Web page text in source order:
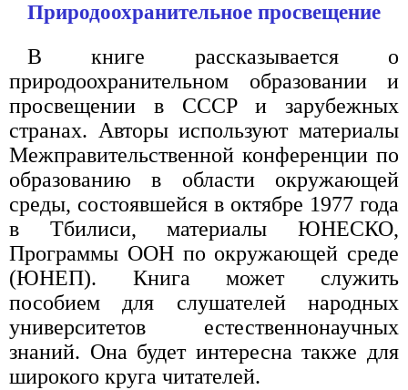
Природоохранительное просвещение
В книге рассказывается о
природоохранительном образовании и
просвещении в СССР и зарубежных
странах. Авторы используют материалы
Межправительственной конференции по
образованию в области окружающей
среды, состоявшейся в октябре 1977 года
в Тбилиси, материалы ЮНЕСКО,
Программы ООН по окружающей среде
(ЮНЕП). Книга может служить
пособием для слушателей народных
университетов естественнонаучных
знаний. Она будет интересна также для
широкого круга читателей.